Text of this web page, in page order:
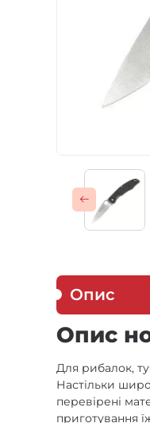
Опис
Опис
Для рибалок,
Настільки
перевірені
приготування